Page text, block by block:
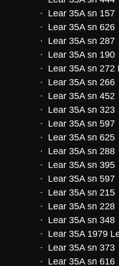
· Lear 35A sn 157
· Lear 35A sn 626
· Lear 35A sn 287
· Lear 35A sn 190
· Lear 35A sn 272
· Lear 35A sn 266
· Lear 35A sn 452
· Lear 35A sn 323
· Lear 35A sn 597
· Lear 35A sn 625
· Lear 35A sn 288
· Lear 35A sn 395
· Lear 35A sn 597
·
Lear 35A sn 215
· Lear 35A sn 228
· Lear 35A sn
· Lear 35A 1979
· Lear 35A sn 373
· Lear 35A sn 616